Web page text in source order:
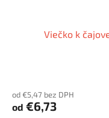
Viečko k
od €5,47 bez DPH
od €6,73